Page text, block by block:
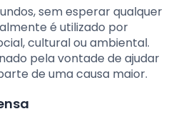
sem esperar qualquer
é utilizado por
cultural ou ambiental.
pela vontade de ajudar
de uma causa maior.